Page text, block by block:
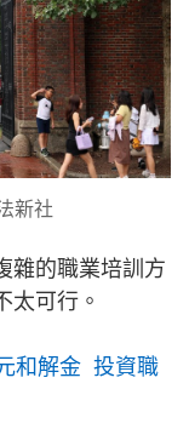
新社
雜的職業培訓方
太可行。
和解金 投資職